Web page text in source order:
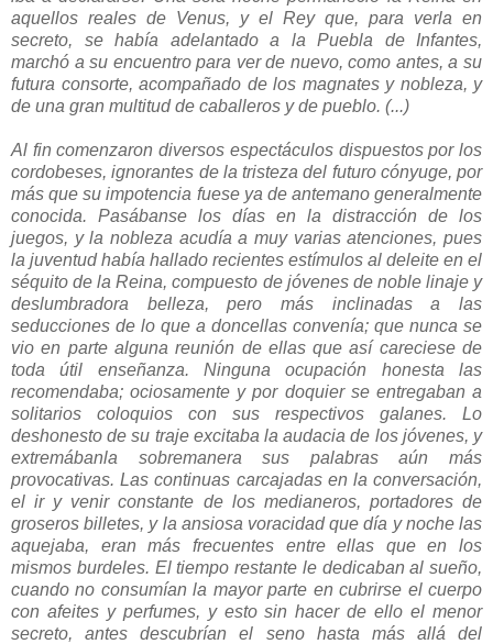
aquellos reales de Venus, y el Rey que, para verla en
secreto, se había adelantado a la Puebla de Infantes,
marchó a su encuentro para ver de nuevo, como antes, a su
futura consorte, acompañado de los magnates y nobleza, y
de una gran multitud de caballeros y de pueblo. (...)
Al fin comenzaron diversos espectáculos dispuestos por los
cordobeses, ignorantes de la tristeza del futuro cónyuge, por
más que su impotencia fuese ya de antemano generalmente
conocida. Pasábanse los días en la distracción de los
juegos, y la nobleza acudía a muy varias atenciones, pues
la juventud había hallado recientes estímulos al deleite en el
séquito de la Reina, compuesto de jóvenes de noble linaje y
deslumbradora belleza, pero más inclinadas a las
seducciones de lo que a doncellas convenía; que nunca se
vio en parte alguna reunión de ellas que así careciese de
toda útil enseñanza. Ninguna ocupación honesta las
recomendaba; ociosamente y por doquier se entregaban a
solitarios coloquios con sus respectivos galanes. Lo
deshonesto de su traje excitaba la audacia de los jóvenes, y
extremábanla sobremanera sus palabras aún más
provocativas. Las continuas carcajadas en la conversación,
el ir y venir constante de los medianeros, portadores de
groseros billetes, y la ansiosa voracidad que día y noche las
aquejaba, eran más frecuentes entre ellas que en los
mismos burdeles. El tiempo restante le dedicaban al sueño,
cuando no consumían la mayor parte en cubrirse el cuerpo
con afeites y perfumes, y esto sin hacer de ello el menor
secreto, antes descubrían el seno hasta más allá del